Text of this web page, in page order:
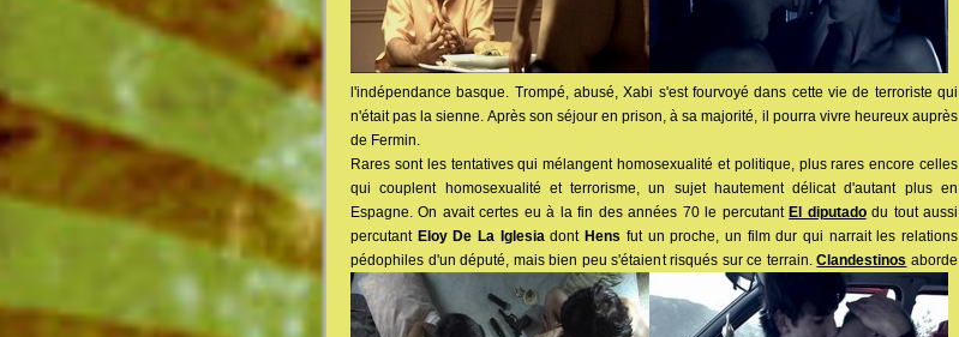
l'indépendance basque. Trompé, abusé, Xabi s'est fourvoyé dans cette vie de terroriste qui
n'était pas la sienne. Après son séjour en prison, à sa majorité, il pourra vivre heureux auprès
de Fermin.
Rares sont les tentatives qui mélangent homosexualité et politique, plus rares encore celles
qui couplent homosexualité et terrorisme, un sujet hautement délicat d'autant plus en
Espagne. On avait certes eu à la fin des années 70 le percutant El diputadodu tout aussi
percutant Eloy De La Iglesiadont Hens fut un proche, un film dur qui narrait les relations
pédophiles d'un député, mais bien peu s'étaient risqués sur ce terrain.Clandestinos aborde